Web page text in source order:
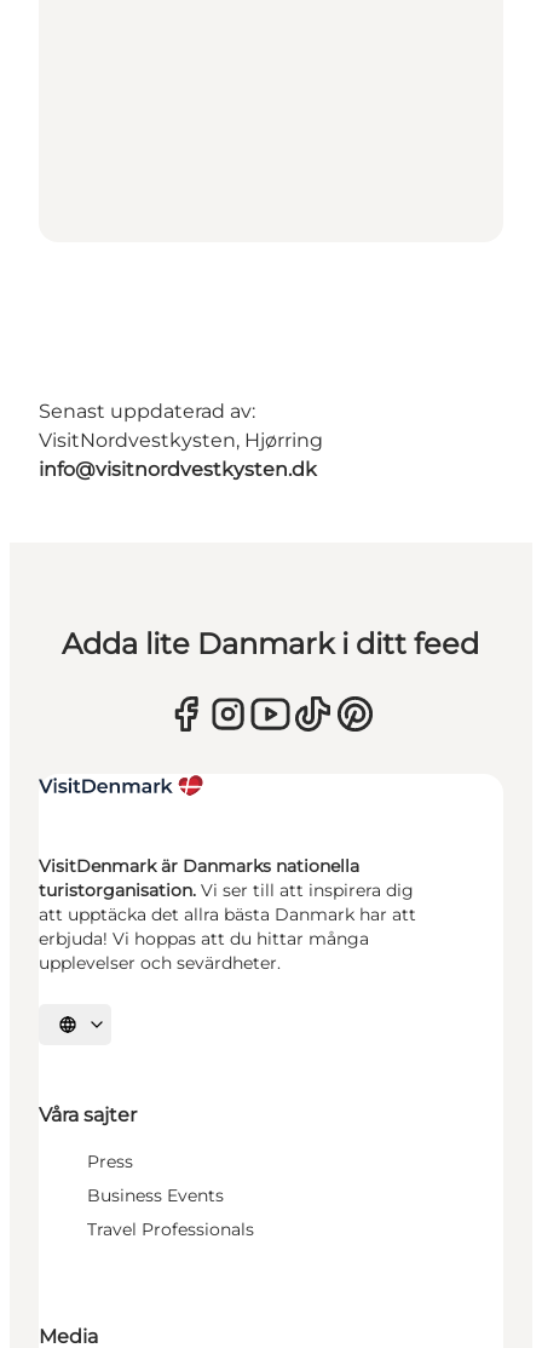
Senast uppdaterad av:
VisitNordvestkysten, Hjørring
info@visitnordvestkysten.dk
Adda lite Danmark i ditt feed
VisitDenmark är Danmarks nationella
turistorganisation. Vi ser till att inspirera dig
att upptäcka det allra bästa Danmark har att
erbjuda! Vi hoppas att du hittar många
upplevelser och sevärdheter.
Välj språk
Våra sajter
Press
Business Events
Travel Professionals
Media